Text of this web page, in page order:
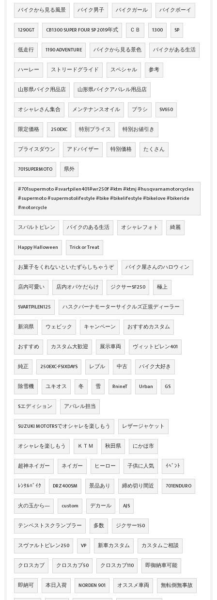
バイクから見る風景 バイク男子 バイクガール バイクボーイ
1290GT CB1300 SUPER FOUR SP 2019年式 ＣＢ 1300 SP
低走行 1190 ADVENTURE バイクから見る景色 バイクがある生活
ハーレー ストリードグライド スペシャル 参考
山形県バイク用品店 山形県バイクアパレル用品店
オシャレさん集合 メンテナンスオイル ブラシ SV650
限定価格 250EXC 特別プライス 特別お値引き
プライスダウン アドバイザー 特別価格 たくさん
701SUPERMOTO 県外
#701supermoto #svartpilen401#wr250f #ktm #ktmj #husqvarnamotorcycles
#supermoto #supermotolifestyle #bike #bikelifestyle #bikelove #bikeride
#motorcycle
スバルトピレン バイクのある生活 オシャレフォト 綺麗
Happy Halloween Trick or Treat
お菓子をくれないといたずらしちゃうぞ バイク屋さんのハロウィン
店内可愛い 店内オバケだらけ ジクサーSF250 極上
SVARTPILEN125 ハスクバーナモーターサイクルズ正規ディーラー
新潟県 ウェビック キャンペーン おすすめカスタム
おすすめ カスタム大歓迎 展示車両 ヴィットピレン401
純正 250EXC-FSIXDAYS レブル 中古 バイク大好き
除雪機 ユキオス 冬 雪 RnineT Urban GS
Sエディション アパレル担当
SUZUKI MOTOTRSでオシャレを楽しもう レザージャケット
オシャレを楽しもう ＫＴＭ 秋田県 にかほ市
超神ネイガー ネイガー ヒーロー 子供に人気 ｲﾍﾞﾝﾄ
ﾚﾝﾀﾙﾊﾞｲｸ DRZ400SM 景品あり 締め切り間近 701ENDURO
火の玉から― custom デカール AJS
テンペストスクランブラー 多数 ジクサー150
スヴァルトピレン250 VP 新車カスタム カスタムご相談
クロスカブ クロスカブ50 クロスカブ110 即御納車可能
即納可 本日入荷 NORDEN 901 オススメ車両 無転倒無事故